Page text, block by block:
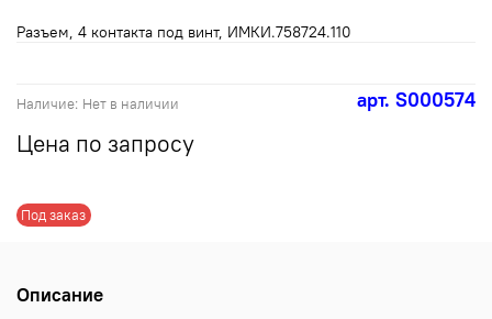
арт. S000574
Наличие: Нет в наличии
Под заказ
Цена по запросу
Разъем, 4 контакта под винт, ИМКИ.758724.110
Описание